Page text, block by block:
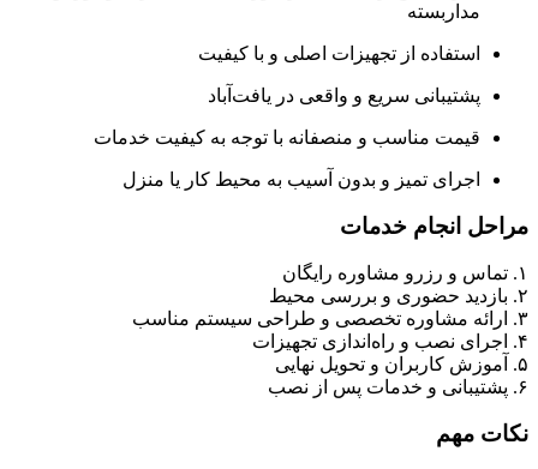
مداربسته
استفاده از تجهیزات اصلی و با کیفیت
پشتیبانی سریع و واقعی در یافت‌آباد
قیمت مناسب و منصفانه با توجه به کیفیت خدمات
اجرای تمیز و بدون آسیب به محیط کار یا منزل
انجام خدمات
مهم